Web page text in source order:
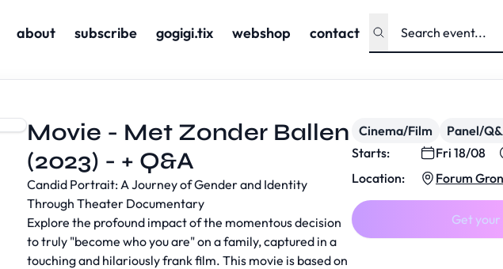
about subscribe gogigi.tix webshop contact
Movie - Met Zonder Ballen
(2023) - + Q&A
Candid Portrait: A Journey of Gender and Identity
Through Theater Documentary
Explore the profound impact of the momentous decision
to truly "become who you are" on a family, captured in a
touching and hilariously frank film. This movie is based on
Cinema/Film
Panel/
Starts:
Fri 18/08
Location:
Forum
Get